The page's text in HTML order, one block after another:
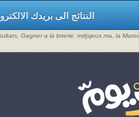
النتائج الى بريدك
Gagner a la loterie, mdjsjeux.ma, la